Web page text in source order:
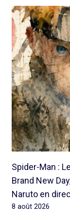
Spider-Man :
Brand New
Naruto en
8 août 2026